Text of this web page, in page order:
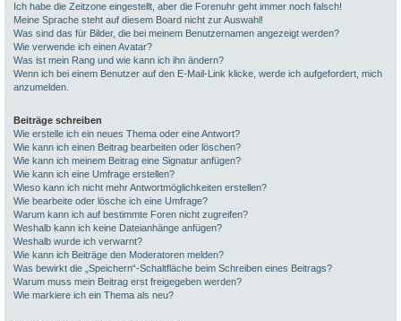
Ich habe die Zeitzone eingestellt, aber die Forenuhr geht immer noch falsch!
Meine Sprache steht auf diesem Board nicht zur Auswahl!
Was sind das für Bilder, die bei meinem Benutzernamen angezeigt werden?
Wie verwende ich einen Avatar?
Was ist mein Rang und wie kann ich ihn ändern?
Wenn ich bei einem Benutzer auf den E-Mail-Link klicke, werde ich aufgefordert, mich
anzumelden.
Beiträge schreiben
Wie erstelle ich ein neues Thema oder eine Antwort?
Wie kann ich einen Beitrag bearbeiten oder löschen?
Wie kann ich meinem Beitrag eine Signatur anfügen?
Wie kann ich eine Umfrage erstellen?
Wieso kann ich nicht mehr Antwortmöglichkeiten erstellen?
Wie bearbeite oder lösche ich eine Umfrage?
Warum kann ich auf bestimmte Foren nicht zugreifen?
Weshalb kann ich keine Dateianhänge anfügen?
Weshalb wurde ich verwarnt?
Wie kann ich Beiträge den Moderatoren melden?
Was bewirkt die „Speichern“-Schaltfläche beim Schreiben eines Beitrags?
Warum muss mein Beitrag erst freigegeben werden?
Wie markiere ich ein Thema als neu?